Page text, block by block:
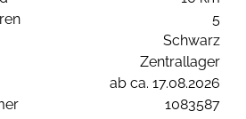
5
Schwarz
Zentrallager
ab ca. 17.08.2026
1083587